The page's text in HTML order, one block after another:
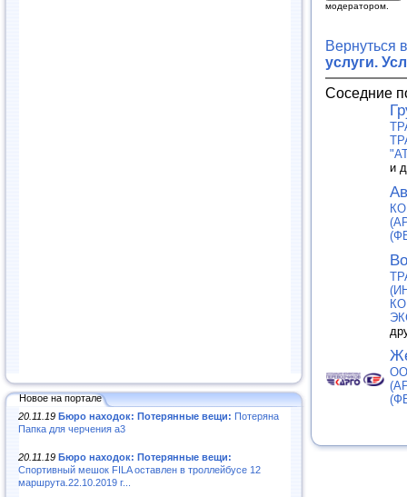
Новое на портале
20.11.19 Бюро находок: Потерянные вещи: Потеряна
Папка для черчения а3
20.11.19 Бюро находок: Потерянные вещи:
Спортивный мешок FILA оставлен в троллейбусе 12
маршрута.22.10.2019 г...
модератором.
Вернуться
услуги.
Соседние
и